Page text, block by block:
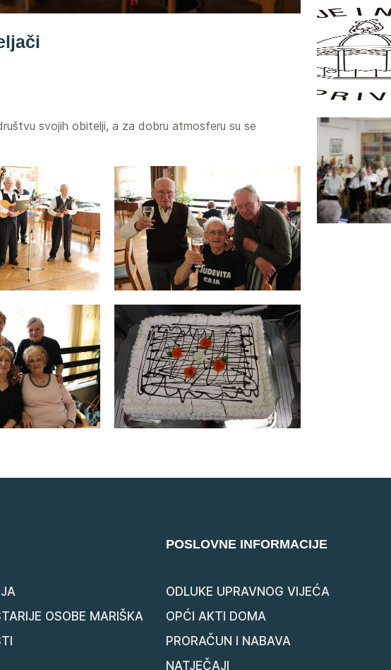
svojih obitelji, a za dobru atmosferu su se
OSOBE MARIŠKA
POSLOVNE INFORMACIJE
ODLUKE UPRAVNOG VIJEĆA
OPĆI AKTI DOMA
PRORAČUN I NABAVA
NATJEČAJI